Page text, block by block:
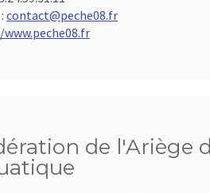
contact@peche08.fr
de l'Ariège